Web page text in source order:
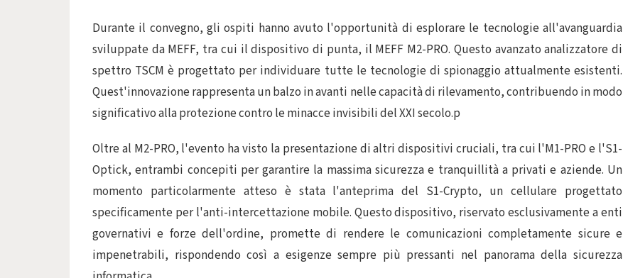
Durante il convegno, gli ospiti hanno avuto l'opportunità di esplorare le tecnologie all'avanguardia
sviluppate da MEFF, tra cui il dispositivo di punta, il MEFF M2-PRO. Questo avanzato analizzatore di
spettro TSCM è progettato per individuare tutte le tecnologie di spionaggio attualmente esistenti.
Quest'innovazione rappresenta un balzo in avanti nelle capacità di rilevamento, contribuendo in modo
significativo alla protezione contro le minacce invisibili del XXI secolo.p
Oltre al M2-PRO, l'evento ha visto la presentazione di altri dispositivi cruciali, tra cui l'M1-PRO e l'S1-
Optick, entrambi concepiti per garantire la massima sicurezza e tranquillità a privati e aziende. Un
momento particolarmente atteso è stata l'anteprima del S1-Crypto, un cellulare progettato
specificamente per l'anti-intercettazione mobile. Questo dispositivo, riservato esclusivamente a enti
governativi e forze dell'ordine, promette di rendere le comunicazioni completamente sicure e
impenetrabili, rispondendo così a esigenze sempre più pressanti nel panorama della sicurezza